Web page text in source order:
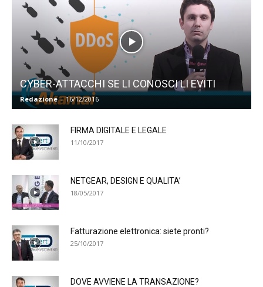
CYBER-ATTACCHI SE LI CONOSCI LI EVITI
Redazione - 16/12/2016
FIRMA DIGITALE E LEGALE
11/10/2017
NETGEAR, DESIGN E QUALITA’
18/05/2017
Fatturazione elettronica: siete pronti?
25/10/2017
DOVE AVVIENE LA TRANSAZIONE?